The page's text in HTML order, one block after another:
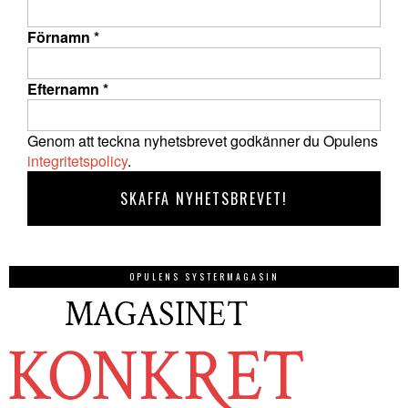
Förnamn *
Efternamn *
Genom att teckna nyhetsbrevet godkänner du Opulens
integritetspolicy.
OPULENS SYSTERMAGASIN